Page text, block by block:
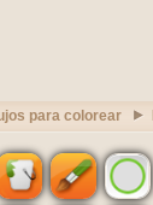
para colorear